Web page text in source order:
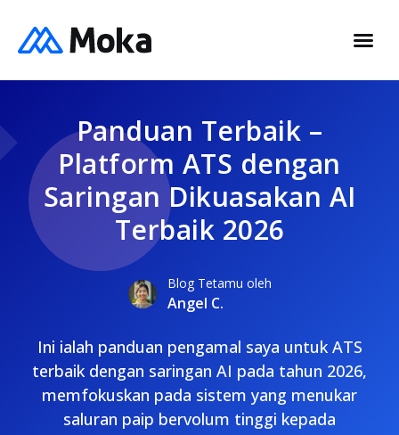
Panduan Terbaik –
Platform ATS dengan
Saringan Dikuasakan AI
Terbaik 2026
Blog Tetamu oleh
Angel C.
Ini ialah panduan pengamal saya untuk ATS
terbaik dengan saringan AI pada tahun 2026,
memfokuskan pada sistem yang menukar
saluran paip bervolum tinggi kepada